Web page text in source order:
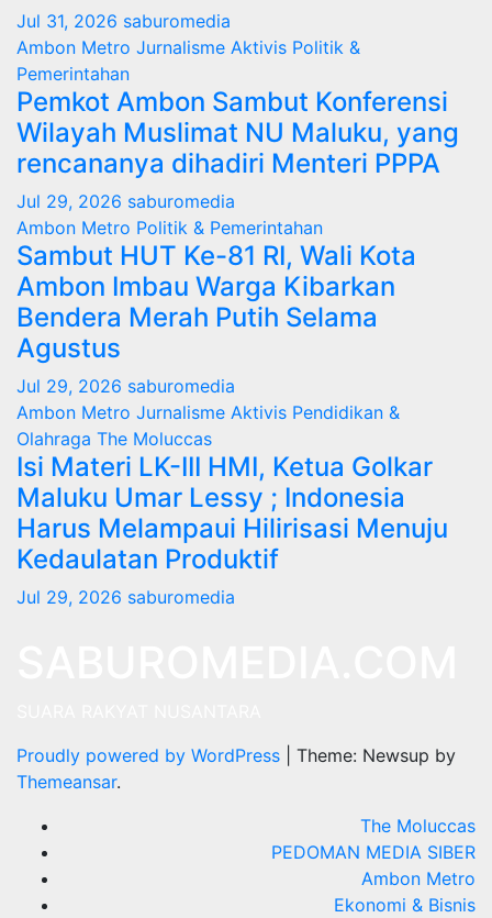
Jul 31, 2026 saburomedia
Ambon Metro Jurnalisme Aktivis Politik &
Pemerintahan
Pemkot Ambon Sambut Konferensi
Wilayah Muslimat NU Maluku, yang
rencananya dihadiri Menteri PPPA
Jul 29, 2026 saburomedia
Ambon Metro Politik & Pemerintahan
Sambut HUT Ke-81 RI, Wali Kota
Ambon Imbau Warga Kibarkan
Bendera Merah Putih Selama
Agustus
Jul 29, 2026 saburomedia
Ambon Metro Jurnalisme Aktivis Pendidikan &
Olahraga The Moluccas
Isi Materi LK-III HMI, Ketua Golkar
Maluku Umar Lessy ; Indonesia
Harus Melampaui Hilirisasi Menuju
Kedaulatan Produktif
Jul 29, 2026 saburomedia
Proudly powered by WordPress
Theme: Newsup by
Themeansar.
The Moluccas
PEDOMAN MEDIA SIBER
Ambon Metro
Ekonomi & Bisnis